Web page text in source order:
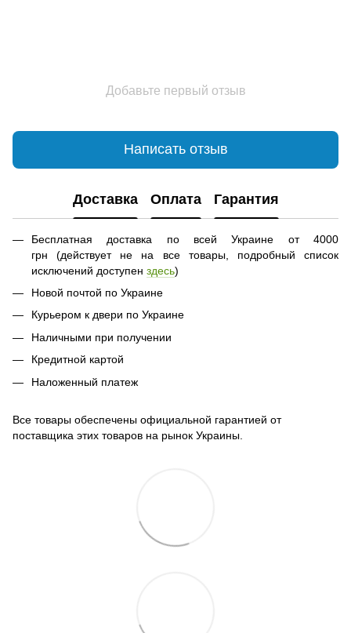
Добавьте первый отзыв
Написать отзыв
Доставка Оплата Гарантия
Бесплатная доставка по всей Украине от 4000
грн (действует не на все товары, подробный список
исключений доступен здесь)
Новой почтой по Украине
Курьером к двери по Украине
Наличными при получении
Кредитной картой
Наложенный платеж
Все товары обеспечены официальной гарантией от
поставщика этих товаров на рынок Украины.